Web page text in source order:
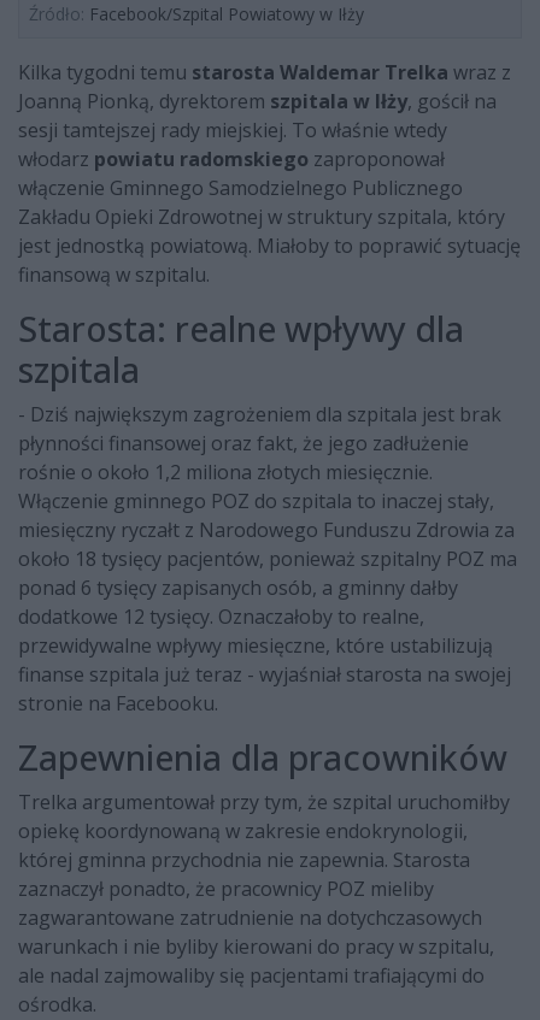
Źródło: Facebook/Szpital Powiatowy w Iłży
Kilka tygodni temu starosta Waldemar Trelka wraz z
Joanną Pionką, dyrektorem szpitala w Iłży, gościł na
sesji tamtejszej rady miejskiej. To właśnie wtedy
włodarz powiatu radomskiego zaproponował
włączenie Gminnego Samodzielnego Publicznego
Zakładu Opieki Zdrowotnej w struktury szpitala, który
jest jednostką powiatową. Miałoby to poprawić sytuację
finansową w szpitalu.
Starosta: realne wpływy dla
szpitala
- Dziś największym zagrożeniem dla szpitala jest brak
płynności finansowej oraz fakt, że jego zadłużenie
rośnie o około 1,2 miliona złotych miesięcznie.
Włączenie gminnego POZ do szpitala to inaczej stały,
miesięczny ryczałt z Narodowego Funduszu Zdrowia za
około 18 tysięcy pacjentów, ponieważ szpitalny POZ ma
ponad 6 tysięcy zapisanych osób, a gminny dałby
dodatkowe 12 tysięcy. Oznaczałoby to realne,
przewidywalne wpływy miesięczne, które ustabilizują
finanse szpitala już teraz - wyjaśniał starosta na swojej
stronie na Facebooku.
Zapewnienia dla pracowników
Trelka argumentował przy tym, że szpital uruchomiłby
opiekę koordynowaną w zakresie endokrynologii,
której gminna przychodnia nie zapewnia. Starosta
zaznaczył ponadto, że pracownicy POZ mieliby
zagwarantowane zatrudnienie na dotychczasowych
warunkach i nie byliby kierowani do pracy w szpitalu,
ale nadal zajmowaliby się pacjentami trafiającymi do
ośrodka.